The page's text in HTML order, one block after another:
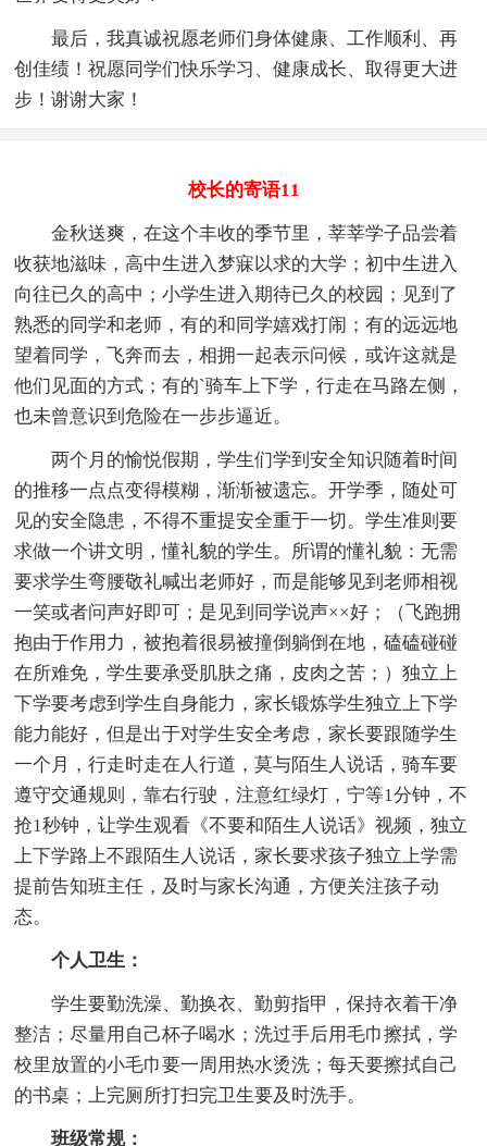
最后，我真诚祝愿老师们身体健康、工作顺利、再
创佳绩！祝愿同学们快乐学习、健康成长、取得更大进
步！谢谢大家！
校长的寄语11
金秋送爽，在这个丰收的季节里，莘莘学子品尝着
收获地滋味，高中生进入梦寐以求的大学；初中生进入
向往已久的高中；小学生进入期待已久的校园；见到了
熟悉的同学和老师，有的和同学嬉戏打闹；有的远远地
望着同学，飞奔而去，相拥一起表示问候，或许这就是
他们见面的方式；有的`骑车上下学，行走在马路左侧，
也未曾意识到危险在一步步逼近。
两个月的愉悦假期，学生们学到安全知识随着时间
的推移一点点变得模糊，渐渐被遗忘。开学季，随处可
见的安全隐患，不得不重提安全重于一切。学生准则要
求做一个讲文明，懂礼貌的学生。所谓的懂礼貌：无需
要求学生弯腰敬礼喊出老师好，而是能够见到老师相视
一笑或者问声好即可；是见到同学说声××好；（飞跑拥
抱由于作用力，被抱着很易被撞倒躺倒在地，磕磕碰碰
在所难免，学生要承受肌肤之痛，皮肉之苦；）独立上
下学要考虑到学生自身能力，家长锻炼学生独立上下学
能力能好，但是出于对学生安全考虑，家长要跟随学生
一个月，行走时走在人行道，莫与陌生人说话，骑车要
遵守交通规则，靠右行驶，注意红绿灯，宁等1分钟，不
抢1秒钟，让学生观看《不要和陌生人说话》视频，独立
上下学路上不跟陌生人说话，家长要求孩子独立上学需
提前告知班主任，及时与家长沟通，方便关注孩子动
态。
个人卫生：
学生要勤洗澡、勤换衣、勤剪指甲，保持衣着干净
整洁；尽量用自己杯子喝水；洗过手后用毛巾擦拭，学
校里放置的小毛巾要一周用热水烫洗；每天要擦拭自己
的书桌；上完厕所打扫完卫生要及时洗手。
班级常规：